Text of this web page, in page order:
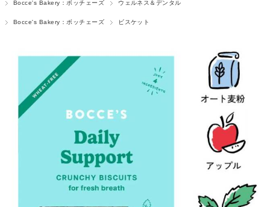
Bocce's Bakery：ボッチェーズ
ウェルネス＆デンタル
Bocce's Bakery：ボッチェーズ ビスケット